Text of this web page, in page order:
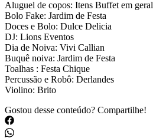
Aluguel de copos: Itens Buffet em geral
Bolo Fake: Jardim de Festa
Doces e Bolo: Dulce Delicia
DJ: Lions Eventos
Dia de Noiva: Vivi Callian
Buquê noiva: Jardim de Festa
Toalhas : Festa Chique
Percussão e Robô: Derlandes
Violino: Brito
Gostou desse conteúdo? Compartilhe!